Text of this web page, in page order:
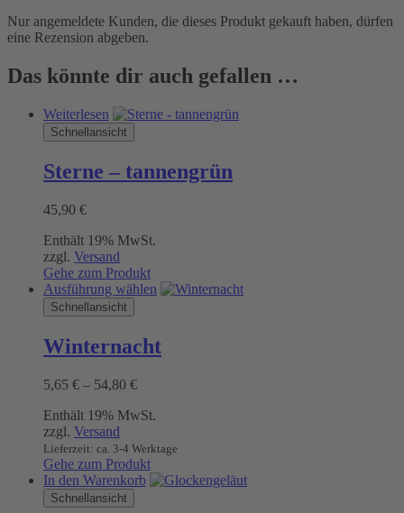
Nur angemeldete Kunden, die dieses Produkt gekauft haben, dürfen
eine Rezension abgeben.
Das könnte dir auch gefallen …
Weiterlesen
Schnellansicht
Sterne – tannengrün
45,90 €
Enthält 19% MwSt.
zzgl. Versand
Gehe zum Produkt
Ausführung wählen Dieses
Varianten
der
gewählt
Schnellansicht
Winternacht
5,65 € – 54,80 €Preisspanne:
bis
Enthält 19% MwSt.
zzgl. Versand
Lieferzeit: ca. 3-4 Werktage
Gehe zum Produkt
In den Warenkorb
Schnellansicht